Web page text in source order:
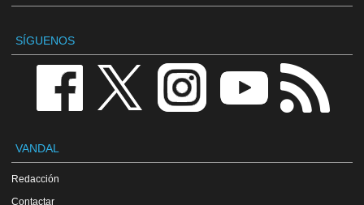
SÍGUENOS
VANDAL
Redacción
Contactar